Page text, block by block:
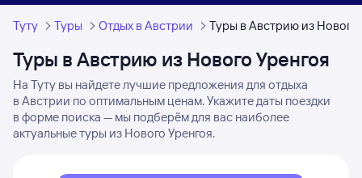
Туту Туры Отдых в Австрии Туры в Австрию из Нового
Туры в Австрию из Нового Уренгоя
На Туту вы найдете лучшие предложения для отдыха
в Австрии по оптимальным ценам. Укажите даты поездки
в форме поиска — мы подберём для вас наиболее
актуальные туры из Нового Уренгоя.